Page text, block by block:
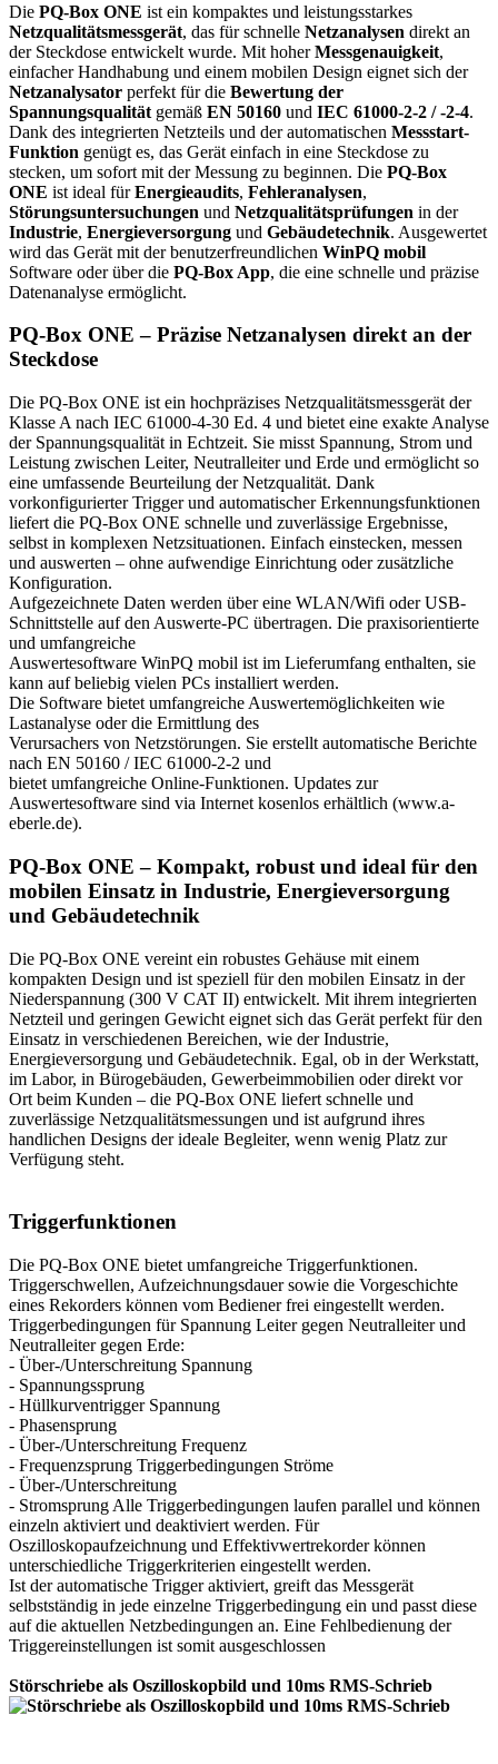
Die PQ-Box ONE ist ein kompaktes und leistungsstarkes
Netzqualitätsmessgerät, das für schnelle Netzanalysen direkt an
der Steckdose entwickelt wurde. Mit hoherMessgenauigkeit,
einfacher Handhabung und einem mobilen Design eignet sich der
Netzanalysator perfekt für die Bewertung der
Spannungsqualität gemäß EN 50160 und IEC 61000-2-2 / -2-4.
Dank des integrierten Netzteils und der automatischen Messstart-
Funktion genügt es, das Gerät einfach in eine Steckdose zu
stecken, um sofort mit der Messung zu beginnen. Die PQ-Box
ONE ist ideal fürEnergieaudits, Fehleranalysen,
Störungsuntersuchungen und Netzqualitätsprüfungen in der
Industrie, Energieversorgung und Gebäudetechnik. Ausgewertet
wird das Gerät mit der benutzerfreundlichen WinPQ mobil
Software oder über die PQ-Box App, die eine schnelle und präzise
Datenanalyse ermöglicht.
PQ-Box ONE – Präzise Netzanalysen direkt an der
Steckdose
Die PQ-Box ONE ist ein hochpräzises Netzqualitätsmessgerät der
Klasse A nach IEC 61000-4-30 Ed. 4 und bietet eine exakte Analyse
der Spannungsqualität in Echtzeit. Sie misst Spannung, Strom und
Leistung zwischen Leiter, Neutralleiter und Erde und ermöglicht so
eine umfassende Beurteilung der Netzqualität. Dank
vorkonfigurierter Trigger und automatischer Erkennungsfunktionen
liefert die PQ-Box ONE schnelle und zuverlässige Ergebnisse,
selbst in komplexen Netzsituationen. Einfach einstecken, messen
und auswerten – ohne aufwendige Einrichtung oder zusätzliche
Konfiguration.
Aufgezeichnete Daten werden über eine WLAN/Wifi oder USB-
Schnittstelle auf den Auswerte-PC übertragen. Die praxisorientierte
und umfangreiche
Auswertesoftware WinPQ mobil ist im Lieferumfang enthalten, sie
kann auf beliebig vielen PCs installiert werden.
Die Software bietet umfangreiche Auswertemöglichkeiten wie
Lastanalyse oder die Ermittlung des
Verursachers von Netzstörungen. Sie erstellt automatische Berichte
nach EN 50160 / IEC 61000-2-2 und
bietet umfangreiche Online-Funktionen. Updates zur
Auswertesoftware sind via Internet kosenlos erhältlich (www.a-
eberle.de).
PQ-Box ONE – Kompakt, robust und ideal für den
mobilen Einsatz in Industrie, Energieversorgung
und Gebäudetechnik
Die PQ-Box ONE vereint ein robustes Gehäuse mit einem
kompakten Design und ist speziell für den mobilen Einsatz in der
Niederspannung (300 V CAT II) entwickelt. Mit ihrem integrierten
Netzteil und geringen Gewicht eignet sich das Gerät perfekt für den
Einsatz in verschiedenen Bereichen, wie der Industrie,
Energieversorgung und Gebäudetechnik. Egal, ob in der Werkstatt,
im Labor, in Bürogebäuden, Gewerbeimmobilien oder direkt vor
Ort beim Kunden – die PQ-Box ONE liefert schnelle und
zuverlässige Netzqualitätsmessungen und ist aufgrund ihres
handlichen Designs der ideale Begleiter, wenn wenig Platz zur
Verfügung steht.
Triggerfunktionen
Die PQ-Box ONE bietet umfangreiche Triggerfunktionen.
Triggerschwellen, Aufzeichnungsdauer sowie die Vorgeschichte
eines Rekorders können vom Bediener frei eingestellt werden.
Triggerbedingungen für Spannung Leiter gegen Neutralleiter und
Neutralleiter gegen Erde:
- Über-/Unterschreitung Spannung
- Spannungssprung
- Hüllkurventrigger Spannung
- Phasensprung
- Über-/Unterschreitung Frequenz
- Frequenzsprung Triggerbedingungen Ströme
- Über-/Unterschreitung
- Stromsprung Alle Triggerbedingungen laufen parallel und können
einzeln aktiviert und deaktiviert werden. Für
Oszilloskopaufzeichnung und Effektivwertrekorder können
unterschiedliche Triggerkriterien eingestellt werden.
Ist der automatische Trigger aktiviert, greift das Messgerät
selbstständig in jede einzelne Triggerbedingung ein und passt diese
auf die aktuellen Netzbedingungen an. Eine Fehlbedienung der
Triggereinstellungen ist somit ausgeschlossen
Störschriebe als Oszilloskopbild und 10ms RMS-Schrieb